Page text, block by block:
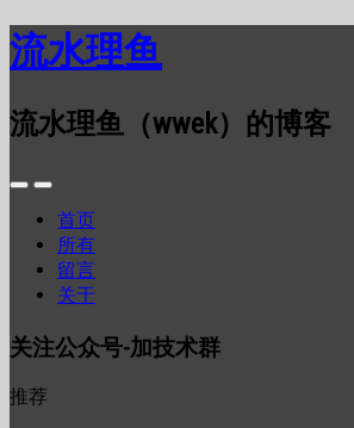
流水理鱼
流水理鱼（wwek）的博客
首页
所有
留言
关于
关注公众号-加技术群
推荐